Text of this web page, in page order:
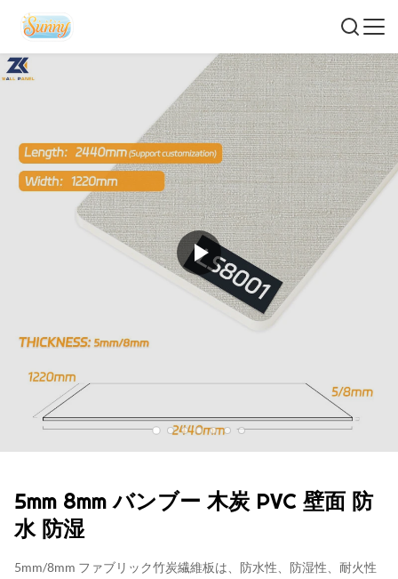
5mm 8mm バンブー 木炭 PVC 壁面 防
水 防湿
5mm/8mm ファブリック竹炭繊維板は、防水性、防湿性、耐火性